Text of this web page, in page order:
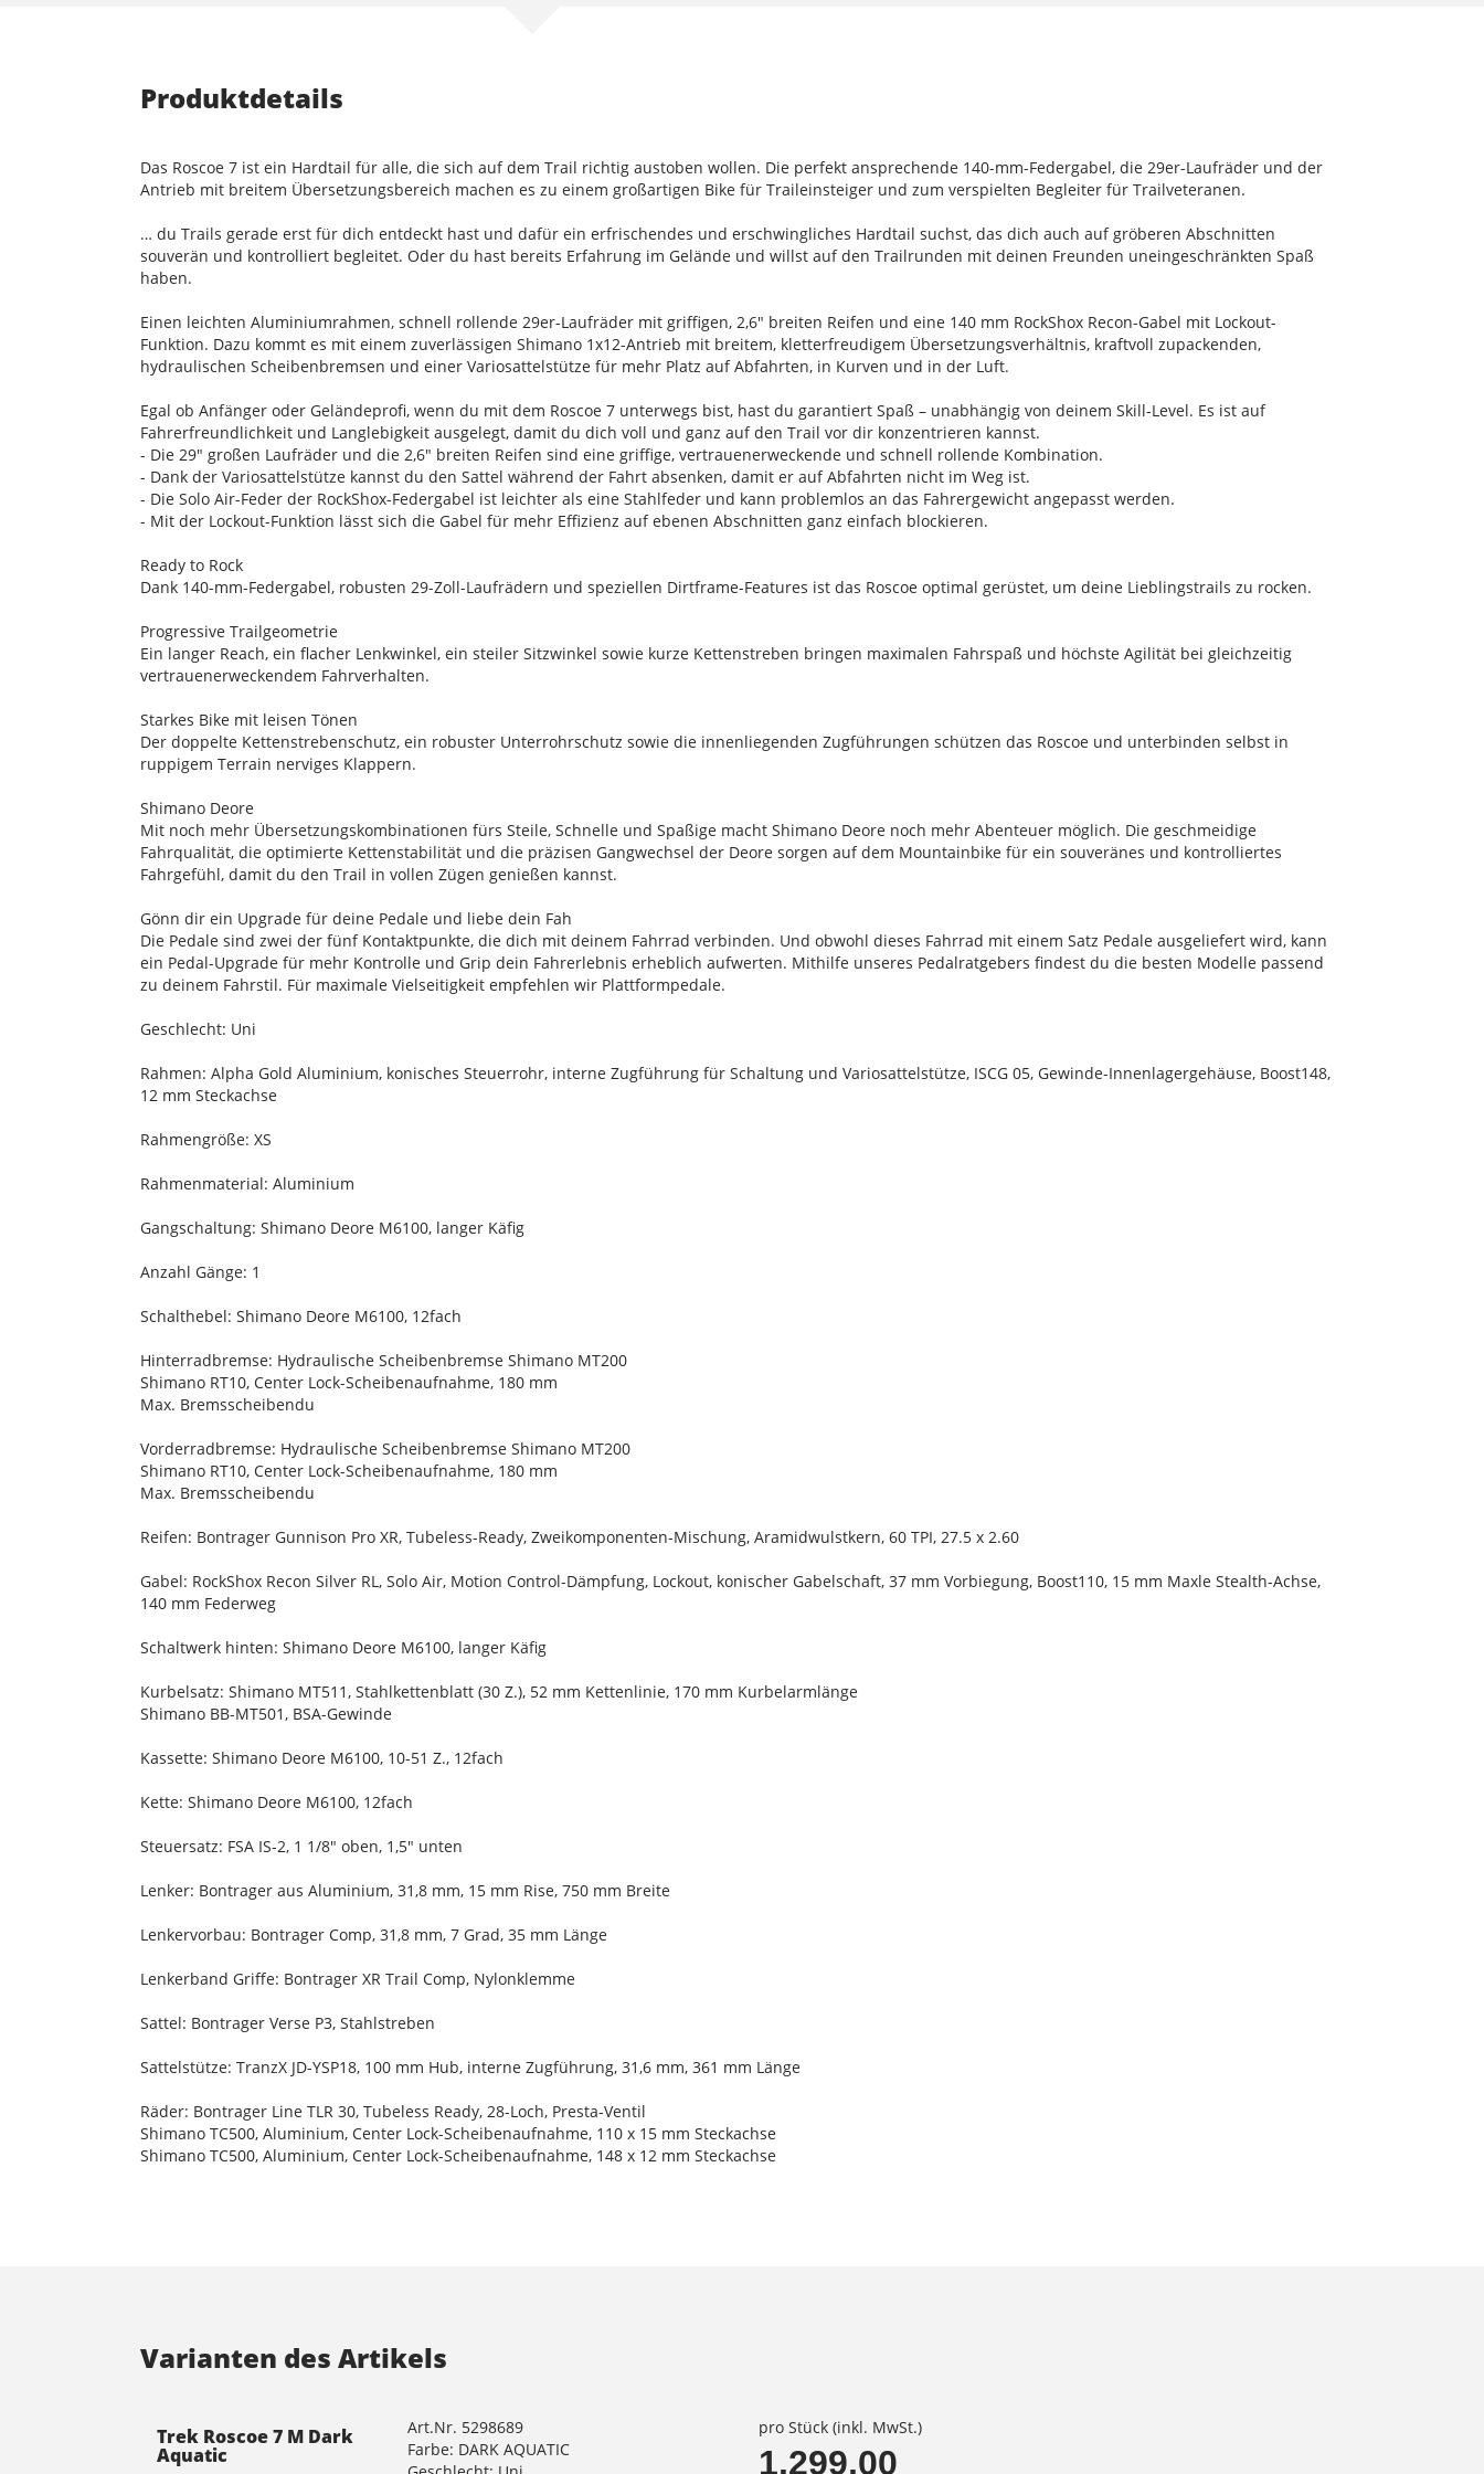
Produktdetails
Das Roscoe 7 ist ein Hardtail für alle, die sich auf dem Trail richtig austoben wollen. Die perfekt ansprechende 140-mm-Federgabel, die 29er-Laufräder und der
Antrieb mit breitem Übersetzungsbereich machen es zu einem großartigen Bike für Traileinsteiger und zum verspielten Begleiter für Trailveteranen.
… du Trails gerade erst für dich entdeckt hast und dafür ein erfrischendes und erschwingliches Hardtail suchst, das dich auch auf gröberen Abschnitten
souverän und kontrolliert begleitet. Oder du hast bereits Erfahrung im Gelände und willst auf den Trailrunden mit deinen Freunden uneingeschränkten Spaß
haben.
Einen leichten Aluminiumrahmen, schnell rollende 29er-Laufräder mit griffigen, 2,6" breiten Reifen und eine 140 mm RockShox Recon-Gabel mit Lockout-
Funktion. Dazu kommt es mit einem zuverlässigen Shimano 1x12-Antrieb mit breitem, kletterfreudigem Übersetzungsverhältnis, kraftvoll zupackenden,
hydraulischen Scheibenbremsen und einer Variosattelstütze für mehr Platz auf Abfahrten, in Kurven und in der Luft.
Egal ob Anfänger oder Geländeprofi, wenn du mit dem Roscoe 7 unterwegs bist, hast du garantiert Spaß – unabhängig von deinem Skill-Level. Es ist auf
Fahrerfreundlichkeit und Langlebigkeit ausgelegt, damit du dich voll und ganz auf den Trail vor dir konzentrieren kannst.
- Die 29" großen Laufräder und die 2,6" breiten Reifen sind eine griffige, vertrauenerweckende und schnell rollende Kombination.
- Dank der Variosattelstütze kannst du den Sattel während der Fahrt absenken, damit er auf Abfahrten nicht im Weg ist.
- Die Solo Air-Feder der RockShox-Federgabel ist leichter als eine Stahlfeder und kann problemlos an das Fahrergewicht angepasst werden.
- Mit der Lockout-Funktion lässt sich die Gabel für mehr Effizienz auf ebenen Abschnitten ganz einfach blockieren.
Ready to Rock
Dank 140-mm-Federgabel, robusten 29-Zoll-Laufrädern und speziellen Dirtframe-Features ist das Roscoe optimal gerüstet, um deine Lieblingstrails zu rocken.
Progressive Trailgeometrie
Ein langer Reach, ein flacher Lenkwinkel, ein steiler Sitzwinkel sowie kurze Kettenstreben bringen maximalen Fahrspaß und höchste Agilität bei gleichzeitig
vertrauenerweckendem Fahrverhalten.
Starkes Bike mit leisen Tönen
Der doppelte Kettenstrebenschutz, ein robuster Unterrohrschutz sowie die innenliegenden Zugführungen schützen das Roscoe und unterbinden selbst in
ruppigem Terrain nerviges Klappern.
Shimano Deore
Mit noch mehr Übersetzungskombinationen fürs Steile, Schnelle und Spaßige macht Shimano Deore noch mehr Abenteuer möglich. Die geschmeidige
Fahrqualität, die optimierte Kettenstabilität und die präzisen Gangwechsel der Deore sorgen auf dem Mountainbike für ein souveränes und kontrolliertes
Fahrgefühl, damit du den Trail in vollen Zügen genießen kannst.
Gönn dir ein Upgrade für deine Pedale und liebe dein Fah
Die Pedale sind zwei der fünf Kontaktpunkte, die dich mit deinem Fahrrad verbinden. Und obwohl dieses Fahrrad mit einem Satz Pedale ausgeliefert wird, kann
ein Pedal-Upgrade für mehr Kontrolle und Grip dein Fahrerlebnis erheblich aufwerten. Mithilfe unseres Pedalratgebers findest du die besten Modelle passend
zu deinem Fahrstil. Für maximale Vielseitigkeit empfehlen wir Plattformpedale.
Geschlecht: Uni
Rahmen: Alpha Gold Aluminium, konisches Steuerrohr, interne Zugführung für Schaltung und Variosattelstütze, ISCG 05, Gewinde-Innenlagergehäuse, Boost148,
12 mm Steckachse
Rahmengröße: XS
Rahmenmaterial: Aluminium
Gangschaltung: Shimano Deore M6100, langer Käfig
Anzahl Gänge: 1
Schalthebel: Shimano Deore M6100, 12fach
Hinterradbremse: Hydraulische Scheibenbremse Shimano MT200
Shimano RT10, Center Lock-Scheibenaufnahme, 180 mm
Max. Bremsscheibendu
Vorderradbremse: Hydraulische Scheibenbremse Shimano MT200
Shimano RT10, Center Lock-Scheibenaufnahme, 180 mm
Max. Bremsscheibendu
Reifen: Bontrager Gunnison Pro XR, Tubeless-Ready, Zweikomponenten-Mischung, Aramidwulstkern, 60 TPI, 27.5 x 2.60
Gabel: RockShox Recon Silver RL, Solo Air, Motion Control-Dämpfung, Lockout, konischer Gabelschaft, 37 mm Vorbiegung, Boost110, 15 mm Maxle Stealth-Achse,
140 mm Federweg
Schaltwerk hinten: Shimano Deore M6100, langer Käfig
Kurbelsatz: Shimano MT511, Stahlkettenblatt (30 Z.), 52 mm Kettenlinie, 170 mm Kurbelarmlänge
Shimano BB-MT501, BSA-Gewinde
Kassette: Shimano Deore M6100, 10-51 Z., 12fach
Kette: Shimano Deore M6100, 12fach
Steuersatz: FSA IS-2, 1 1/8" oben, 1,5" unten
Lenker: Bontrager aus Aluminium, 31,8 mm, 15 mm Rise, 750 mm Breite
Lenkervorbau: Bontrager Comp, 31,8 mm, 7 Grad, 35 mm Länge
Lenkerband Griffe: Bontrager XR Trail Comp, Nylonklemme
Sattel: Bontrager Verse P3, Stahlstreben
Sattelstütze: TranzX JD-YSP18, 100 mm Hub, interne Zugführung, 31,6 mm, 361 mm Länge
Räder: Bontrager Line TLR 30, Tubeless Ready, 28-Loch, Presta-Ventil
Shimano TC500, Aluminium, Center Lock-Scheibenaufnahme, 110 x 15 mm Steckachse
Shimano TC500, Aluminium, Center Lock-Scheibenaufnahme, 148 x 12 mm Steckachse
Varianten des Artikels
Trek Roscoe 7 M Dark
Aquatic
Art.Nr. 5298689
Farbe: DARK AQUATIC
pro Stück (inkl. MwSt.)
1.299,00